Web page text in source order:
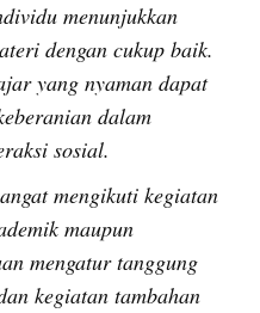
menunjukkan
dengan cukup baik.
yang nyaman dapat
dalam
sosial.
mengikuti kegiatan
maupun
mengatur tanggung
kegiatan tambahan